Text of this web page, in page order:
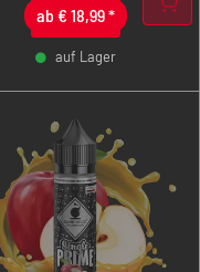
+
ab € 18,99*
auf Lager